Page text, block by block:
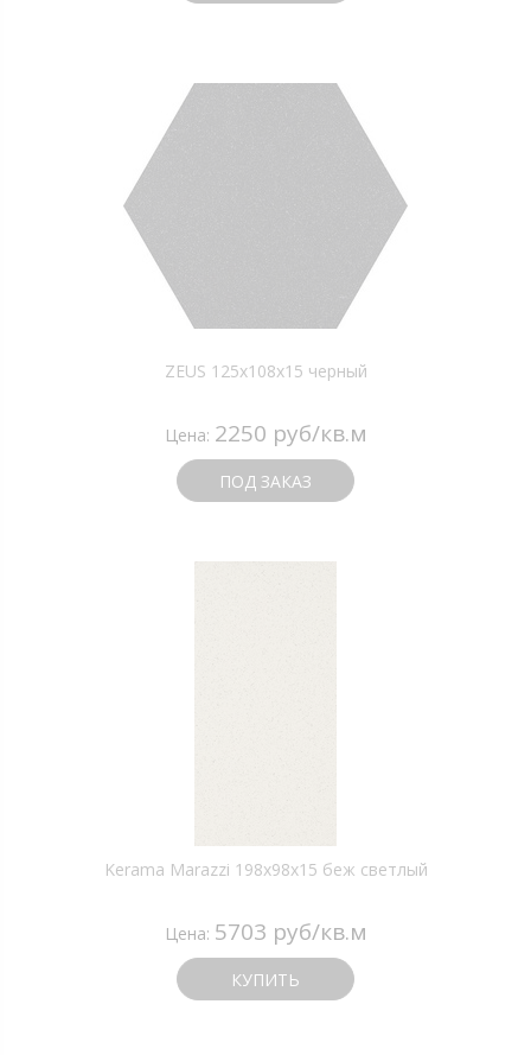
ZEUS 125x108x15 черный
Цена: 2250 руб/кв.м
ПОД ЗАКАЗ
Kerama Marazzi 198x98x15 беж светлый
Цена: 5703 руб/кв.м
КУПИТЬ